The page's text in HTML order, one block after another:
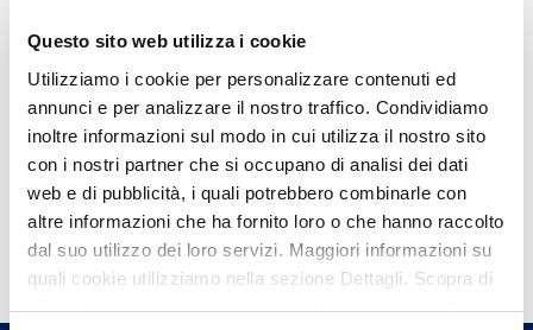
Questo sito web utilizza i cookie
Utilizziamo i cookie per personalizzare contenuti ed
annunci e per analizzare il nostro traffico. Condividiamo
inoltre informazioni sul modo in cui utilizza il nostro sito
con i nostri partner che si occupano di analisi dei dati
web e di pubblicità, i quali potrebbero combinarle con
altre informazioni che ha fornito loro o che hanno raccolto
dal suo utilizzo dei loro servizi. Maggiori informazioni su
quali cookie utilizziamo nella sezione Dettagli. Scopra di
più su chi siamo, come può contattarci e come trattiamo i
Hai bisogno di
informazioni?
Trova l'Agenzia più vicina a te e parla con